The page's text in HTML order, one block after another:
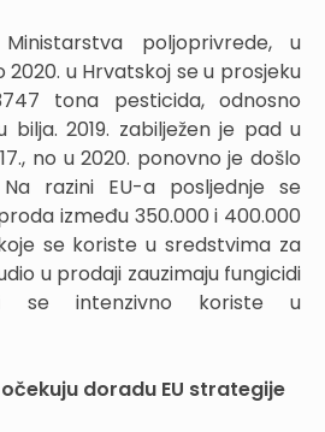
poljoprivrede, u
2020. u Hrvatskoj se u prosjeku
tona pesticida, odnosno
2019. zabilježen je pad u
no u 2020. ponovno je došlo
razini EU-a posljednje se
između 350.000 i 400.000
se koriste u sredstvima za
u prodaji zauzimaju fungicidi
se intenzivno koriste u
doradu EU strategije